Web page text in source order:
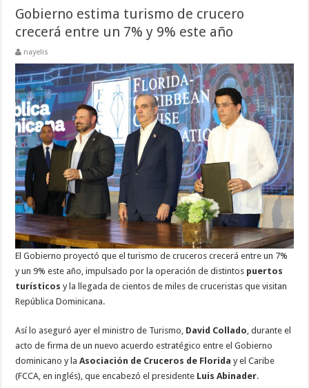
Gobierno estima turismo de crucero
crecerá entre un 7% y 9% este año
nayelis
El Gobierno proyectó que el turismo de cruceros crecerá entre un 7%
y un 9% este año, impulsado por la operación de distintos puertos
turísticos y la llegada de cientos de miles de cruceristas que visitan
República Dominicana.
Así lo aseguró ayer el ministro de Turismo, David Collado, durante el
acto de firma de un nuevo acuerdo estratégico entre el Gobierno
dominicano y laAsociación de Cruceros de Florida y el Caribe
(FCCA, en inglés), que encabezó el presidente Luis Abinader.